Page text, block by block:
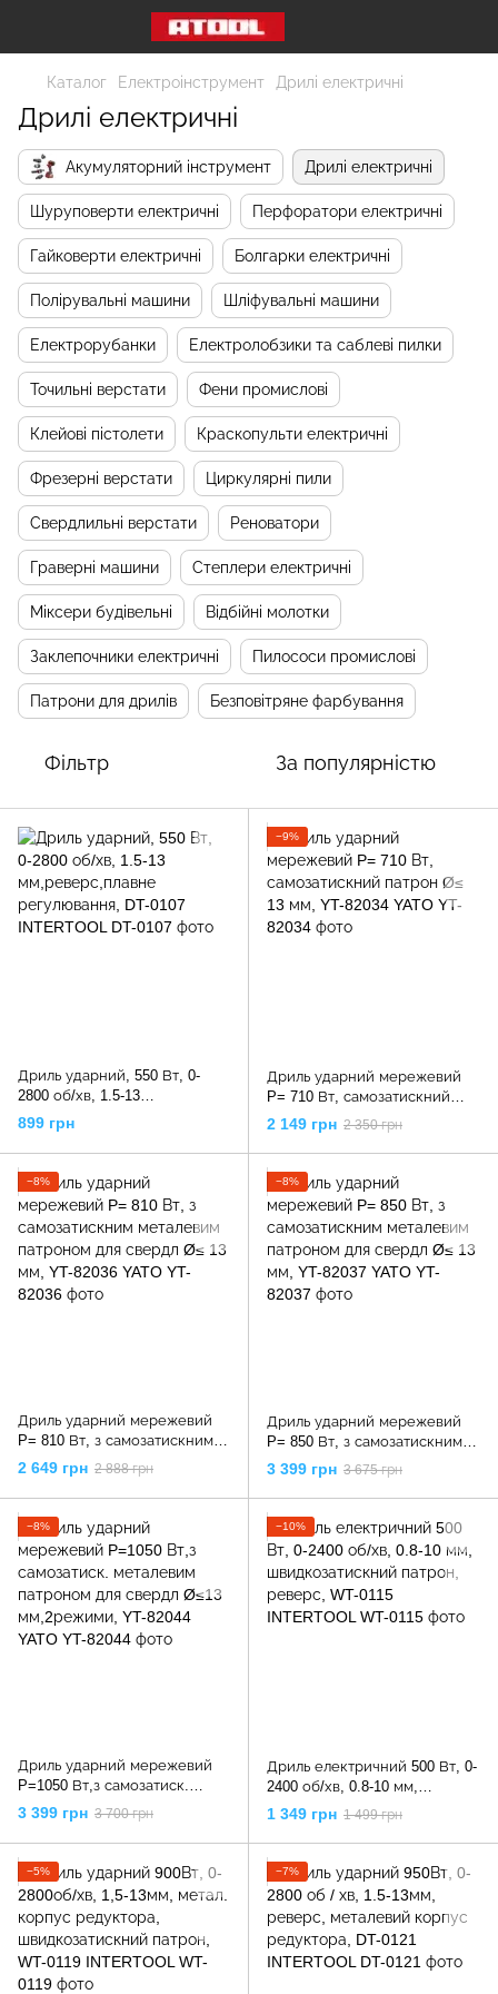
Каталог Електроінструмент Дрилі електричні
Дрилі електричні
Акумуляторний інструмент Дрилі електричні
Шуруповерти електричні Перфоратори електричні
Гайковерти електричні Болгарки електричні
Полірувальні машини Шліфувальні машини
Електрорубанки Електролобзики та саблеві пилки
Точильні верстати Фени промислові
Клейові пістолети Краскопульти електричні
Фрезерні верстати Циркулярні пили
Свердлильні верстати Реноватори
Граверні машини Степлери електричні
Міксери будівельні Відбійні молотки
Заклепочники електричні Пилососи промислові
Патрони для дрилів Безповітряне фарбування
Фільтр За популярністю
Дриль ударний, 550 Вт, 0-
2800 об/хв, 1.5-13
мм,реверс,плавне
регулювання, DT-0107
INTERTOOL
899 грн
−9%
Дриль ударний мережевий
P= 710 Вт, самозатискний
патрон Ø≤ 13 мм, YT-82034
2 149 грн 2 350 грн
−8%
Дриль ударний мережевий
P= 810 Вт, з самозатискним
металевим патроном для
свердл Ø≤ 13 мм, YT-82036
YATO
2 649 грн 2 888 грн
−8%
Дриль ударний мережевий
P= 850 Вт, з самозатискним
металевим патроном для
свердл Ø≤ 13 мм, YT-82037
YATO
3 399 грн 3 675 грн
−8%
Дриль ударний мережевий
P=1050 Вт,з самозатиск.
металевим патроном для
свердл Ø≤13 мм,2режими,
YT-82044 YATO
3 399 грн 3 700 грн
−10%
Дриль електричний 500 Вт, 0-
2400 об/хв, 0.8-10 мм,
швидкозатискний патрон,
реверс, WT-0115 INTERTOOL
1 349 грн 1 499 грн
−5% −7%